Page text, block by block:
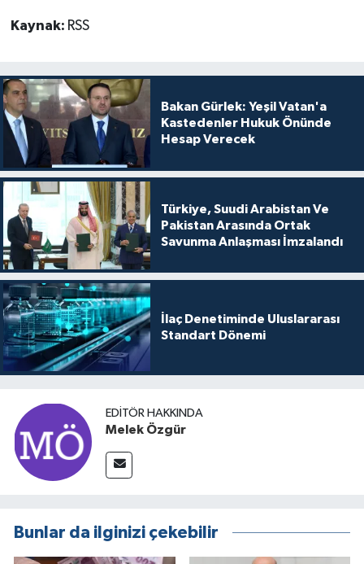
Kaynak: RSS
Bakan Gürlek: Yeşil Vatan'a
Kastedenler Hukuk Önünde
Hesap Verecek
Türkiye, Suudi Arabistan Ve
Pakistan Arasında Ortak
Savunma Anlaşması İmzalandı
İlaç Denetiminde Uluslararası
Standart Dönemi
EDITÖR HAKKINDA
Melek Özgür
Bunlar da ilginizi çekebilir